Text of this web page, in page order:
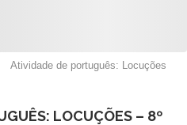
Atividade de português: Locuções
LOCUÇÕES – 8º